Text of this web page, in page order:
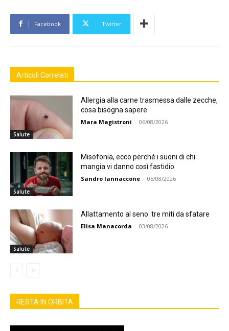
Facebook Twitter
Articoli Correlati
Salute
Allergia alla carne trasmessa dalle zecche,
cosa bisogna sapere
Mara Magistroni - 06/08/2026
Salute
Misofonia, ecco perché i suoni di chi
mangia vi danno così fastidio
Sandro Iannaccone - 05/08/2026
Salute
Allattamento al seno: tre miti da sfatare
Elisa Manacorda - 03/08/2026
RESTA IN ORBITA